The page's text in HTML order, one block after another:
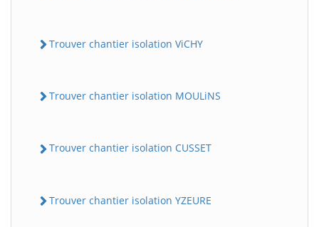
Trouver chantier isolation ViCHY
Trouver chantier isolation MOULiNS
Trouver chantier isolation CUSSET
Trouver chantier isolation YZEURE